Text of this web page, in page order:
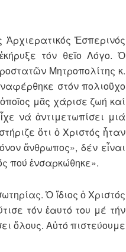
Ἑσπερινός
τόν θεῖο Λόγο. Ὁ
Μητροπολίτης κ.
στόν πολιοῦχο
μᾶς χάρισε ζωή καί
νά ἀντιμετωπίσει μιά
ὅτι ὁ Χριστός ἦταν
ἄνθρωπος», δέν εἶναι
πού ἐνσαρκώθηκε».
Ὁ ἴδιος ὀ Χριστός
τόν ἑαυτό του μέ τήν
ὅλους. Αὐτό πιστεύουμε